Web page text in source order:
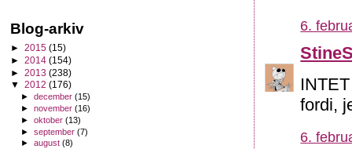
6.
fordi,
6.
Blog-arkiv
► 2015 (15)
► 2014 (154)
► 2013 (238)
▼ 2012 (176)
►december(15)
►november(16)
►oktober(13)
►september(7)
►august(8)